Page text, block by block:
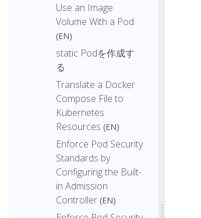
Use an Image
Volume With a Pod
(EN)
static Podを作成す
る
Translate a Docker
Compose File to
Kubernetes
Resources (EN)
Enforce Pod Security
Standards by
Configuring the Built-
in Admission
Controller (EN)